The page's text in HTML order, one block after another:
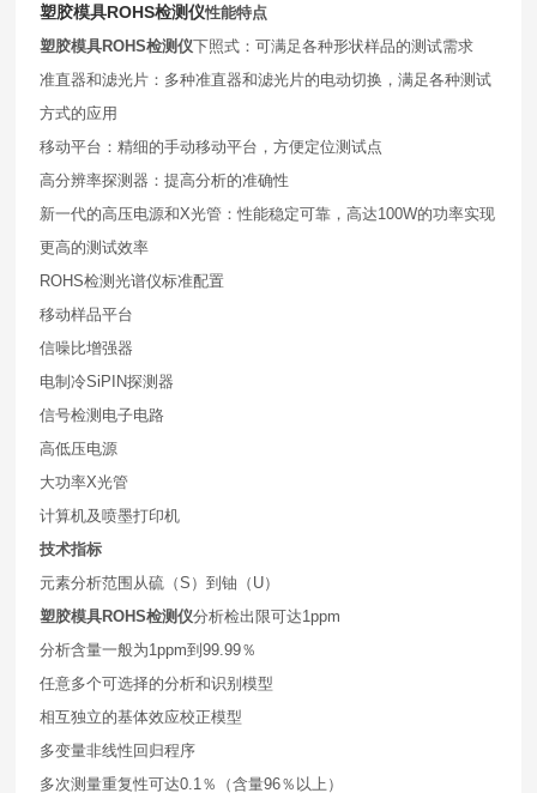
塑胶模具ROHS检测仪性能特点
塑胶模具ROHS检测仪下照式：可满足各种形状样品的测试需求
准直器和滤光片：多种准直器和滤光片的电动切换，满足各种测试
方式的应用
移动平台：精细的手动移动平台，方便定位测试点
高分辨率探测器：提高分析的准确性
新一代的高压电源和X光管：性能稳定可靠，高达100W的功率实现
更高的测试效率
ROHS检测光谱仪标准配置
移动样品平台
信噪比增强器
电制冷SiPIN探测器
信号检测电子电路
高低压电源
大功率X光管
计算机及喷墨打印机
技术指标
元素分析范围从硫（S）到铀（U）
塑胶模具ROHS检测仪分析检出限可达1ppm
分析含量一般为1ppm到99.99％
任意多个可选择的分析和识别模型
相互独立的基体效应校正模型
多变量非线性回归程序
多次测量重复性可达0.1％（含量96％以上）